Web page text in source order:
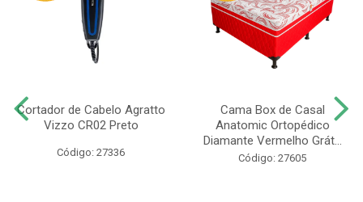
Cortador de Cabelo Agratto
Vizzo CR02 Preto
Código: 27336
Cama Box de Casal
Anatomic Ortopédico
Diamante Vermelho Grát...
Código: 27605